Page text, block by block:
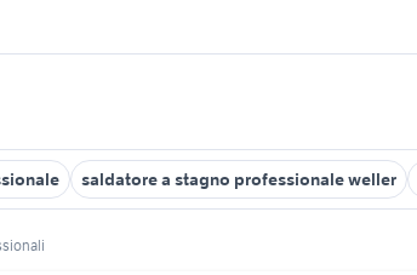
saldatore a stagno professionale weller